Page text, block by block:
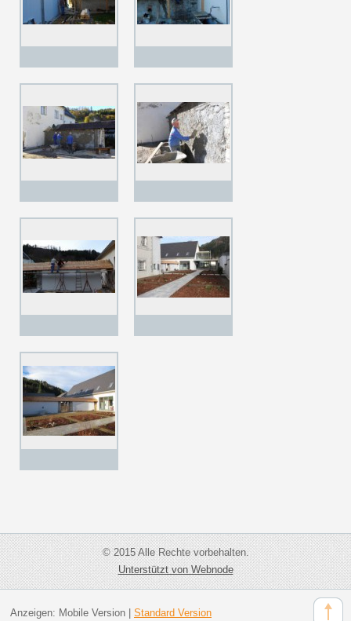
© 2015 Alle Rechte vorbehalten.
Unterstützt von Webnode
Anzeigen: Mobile Version| Standard Version